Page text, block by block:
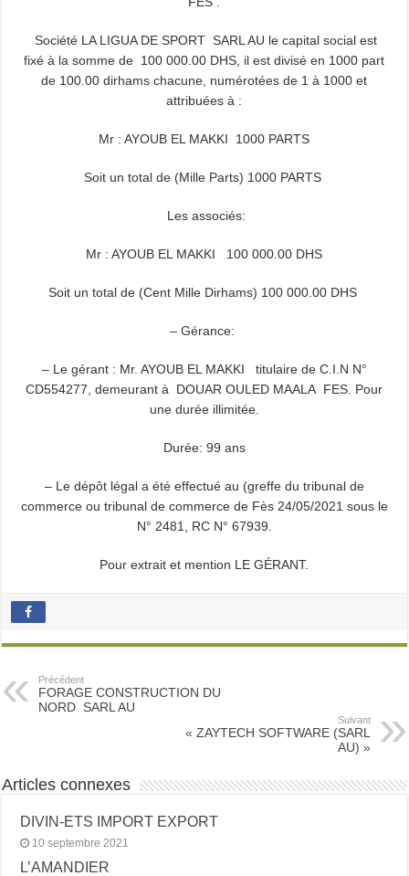
Société LA LIGUA DE SPORT SARL AU le capital social est
fixé à la somme de 100 000.00 DHS, il est divisé en 1000 part
de 100.00 dirhams chacune, numérotées de 1 à 1000 et
attribuées à :
Mr : AYOUB EL MAKKI 1000 PARTS
Soit un total de (Mille Parts) 1000 PARTS
Les associés:
Mr : AYOUB EL MAKKI 100 000.00 DHS
Soit un total de (Cent Mille Dirhams) 100 000.00 DHS
– Gérance:
– Le gérant : Mr. AYOUB EL MAKKI titulaire de C.I.N N°
CD554277, demeurant à DOUAR OULED MAALA FES. Pour
une durée illimitée.
Durée: 99 ans
– Le dépôt légal a été effectué au (greffe du tribunal de
commerce ou tribunal de commerce de Fès 24/05/2021 sous le
N° 2481, RC N° 67939.
Pour extrait et mention LE GÉRANT.
Précédent
FORAGE CONSTRUCTION DU
NORD SARL AU
Suivant
« ZAYTECH SOFTWARE (SARL
AU) »
Articles connexes
DIVIN-ETS IMPORT EXPORT
10 septembre 2021
L’AMANDIER